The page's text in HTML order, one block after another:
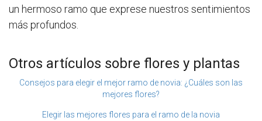
un hermoso ramo que exprese nuestros sentimientos
más profundos.
Otros artículos sobre flores y plantas
Consejos para elegir el mejor ramo de novia: ¿Cuáles son las
mejores flores?
Elegir las mejores flores para el ramo de la novia